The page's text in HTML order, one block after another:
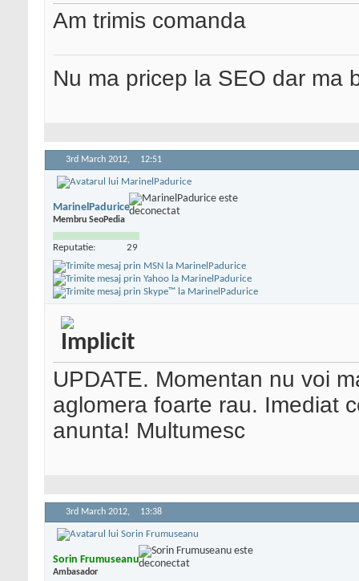
Am trimis comanda
Nu ma pricep la SEO dar ma
3rd March 2012, 12:51
MarinelPadurice
Membru SeoPedia
Reputatie: 29
UPDATE. Momentan nu voi
aglomera foarte rau. Imediat
anunta! Multumesc
3rd March 2012, 13:38
Sorin Frumuseanu
Ambasador